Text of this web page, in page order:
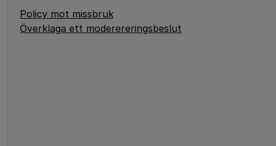
Policy mot missbruk
Överklaga ett moderereringsbeslut